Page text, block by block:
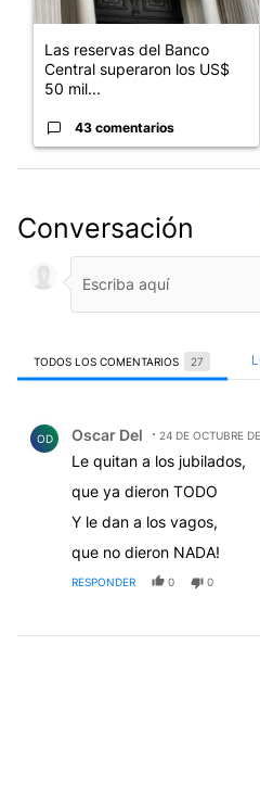
Las reservas del Banco
Central superaron los US$
50 mil...
43 comentarios
Conversación
TODOS LOS COMENTARIOS 27
OD Oscar Del 24 DE OCTUBRE
Le quitan a los jubilados,
que ya dieron TODO
Y le dan a los vagos,
que no dieron NADA!
RESPONDER 0 0